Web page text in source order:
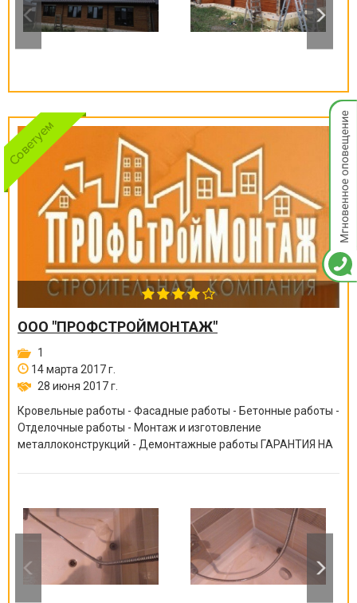
ООО "ПРОФСТРОЙМОНТАЖ"
1
14 марта 2017 г.
28 июня 2017 г.
Кровельные работы - Фасадные работы - Бетонные работы -
Отделочные работы - Монтаж и изготовление
металлоконструкций - Демонтажные работы ГАРАНТИЯ НА